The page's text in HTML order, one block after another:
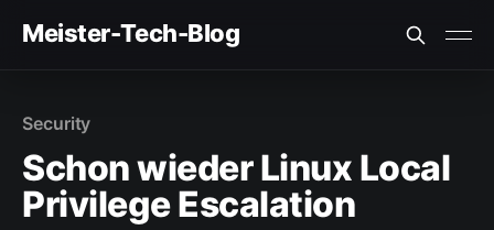
Meister-Tech-Blog
Fehler beim Laden (Ist der API Key korrekt?)
Security
Schon wieder Linux Local
Privilege Escalation